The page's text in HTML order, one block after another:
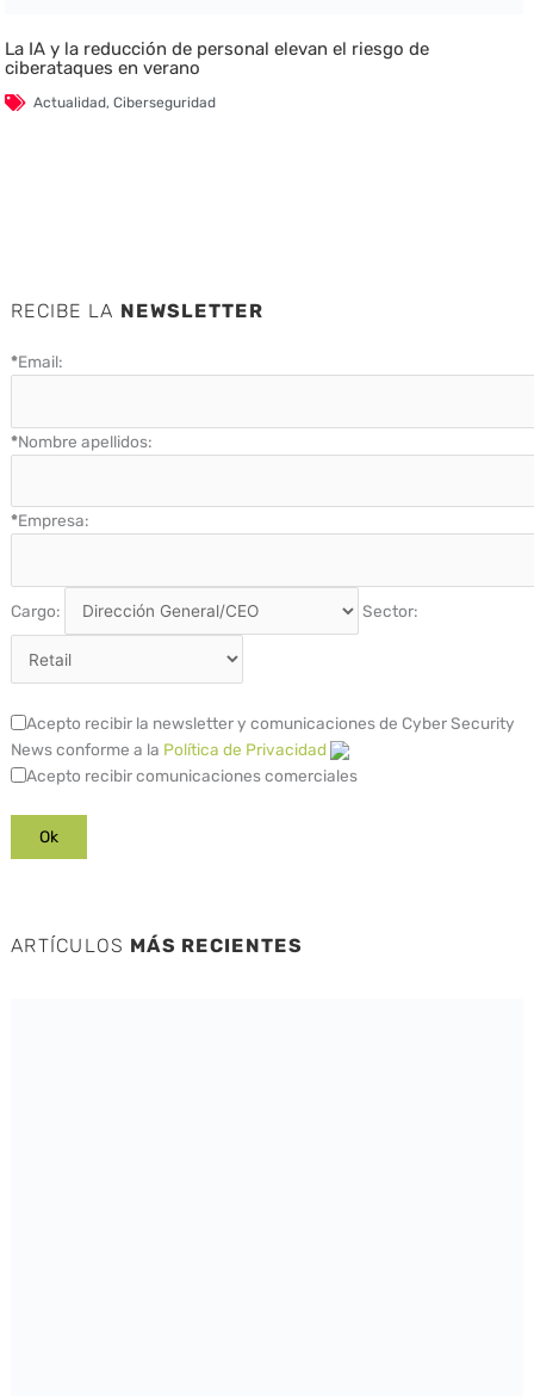
La IA y la reducción de personal elevan el riesgo de
ciberataques en verano
Actualidad,Ciberseguridad
RECIBE LA NEWSLETTER
*Email:
*Nombre apellidos:
*Empresa:
Cargo: Sector:
Acepto recibir la newsletter y comunicaciones de Cyber Security
News conforme a la Política de Privacidad
Acepto recibir comunicaciones comerciales
ARTÍCULOS MÁS RECIENTES